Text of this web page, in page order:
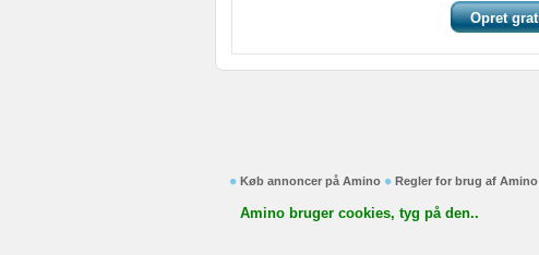
Køb annoncer på Amino Regler for brug af Amino
Amino bruger cookies, tyg på den..